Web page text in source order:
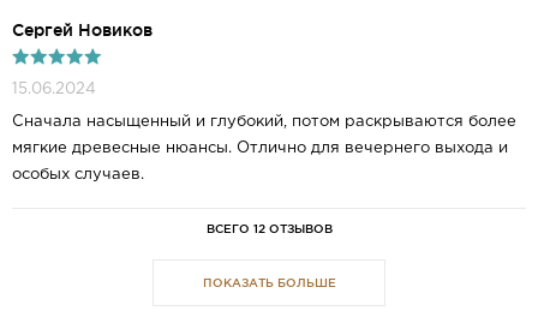
Сергей Новиков
15.06.2024
Сначала насыщенный и глубокий, потом раскрываются более
мягкие древесные нюансы. Отлично для вечернего выхода и
особых случаев.
ВСЕГО 12 ОТЗЫВОВ
ПОКАЗАТЬ БОЛЬШЕ